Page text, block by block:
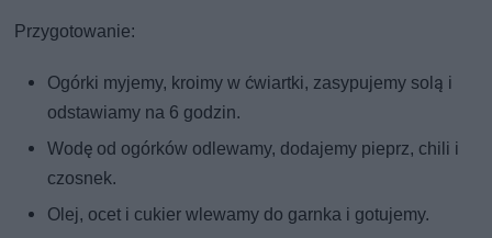
Przygotowanie:
Ogórki myjemy, kroimy w ćwiartki, zasypujemy solą i
odstawiamy na 6 godzin.
Wodę od ogórków odlewamy, dodajemy pieprz, chili i
czosnek.
Olej, ocet i cukier wlewamy do garnka i gotujemy.